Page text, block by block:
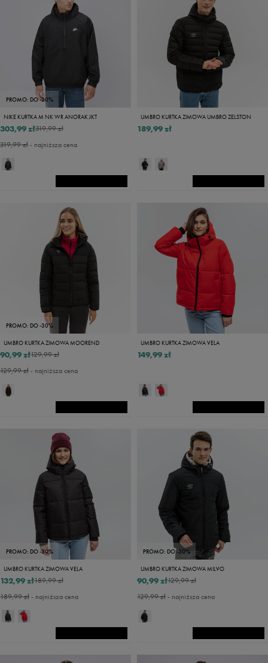
PROMO: DO -30%
NIKE KURTKA M NK WR ANORAK JKT
319,99 zł
303,99 zł
319,99 zł- najniższa cena
UMBRO KURTKA ZIMOWA UMBRO ZELSTON
189,99 zł
PROMO: DO -30%
UMBRO KURTKA ZIMOWA MOOREND
129,99 zł
90,99 zł
129,99 zł- najniższa cena
UMBRO KURTKA ZIMOWA VELA
149,99 zł
PROMO: DO -30%
UMBRO KURTKA ZIMOWA VELA
189,99 zł
132,99 zł
189,99 zł- najniższa cena
PROMO: DO -30%
UMBRO KURTKA ZIMOWA MILVO
129,99 zł
90,99 zł
129,99 zł- najniższa cena